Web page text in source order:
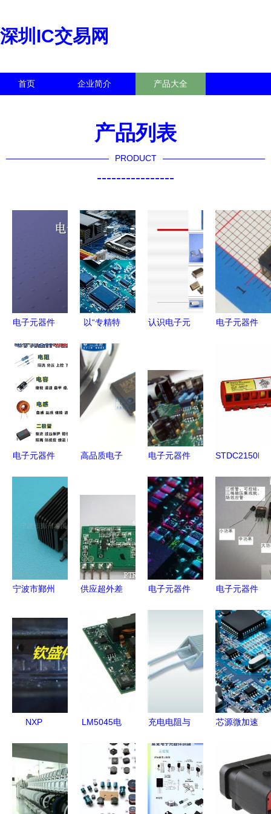
深圳IC交易网
首页 企业简介 产品大全
产品列表
PRODUCT
----------------
电子元器件
ppt_word
文档在线阅
读与下载_
免费文档
以“专精特
竞争力,黄
时电子满足
客户差异化
需求走在市
认识电子元
电子
元器
件
电子元器件
电子元器件
术的核心基
石
高品质电子
满足您的多
元创新需求
电子元器件
中采用多层
板设计的好
处
元器件产品
参数与现货
行情分析
(取材2019
Datasheet)
宁波市鄞州
合变压器产
品列表及选
型指南
供应超外差
块PT4202-
X与RX3-
315 电子元
器件选型指
电子元器件
电子元器件
注品质与效
率，助力产
业升级
NXP
电子元器件
集成电路IC
原装正品现
LM5045电
品参数及市
场分析 基
于2019年
充电电阻与
电子元器件
世界工厂网
核心供应导
芯源微加速
元投资新工
厂今夏开工
电子元器件